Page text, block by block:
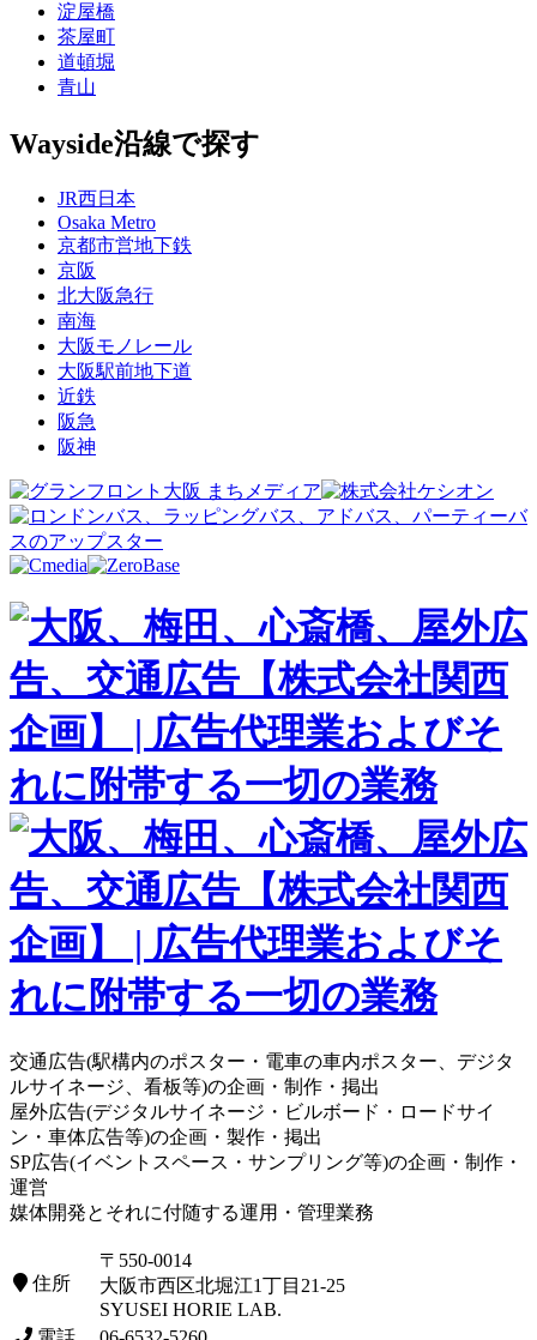
淀屋橋
茶屋町
道頓堀
青山
Wayside沿線で探す
JR西日本
Osaka Metro
京都市営地下鉄
京阪
北大阪急行
南海
大阪モノレール
大阪駅前地下道
近鉄
阪急
阪神
交通広告(駅構内のポスター・電車の車内ポスター、デジタ
ルサイネージ、看板等)の企画・制作・掲出
屋外広告(デジタルサイネージ・ビルボード・ロードサイ
ン・車体広告等)の企画・製作・掲出
SP広告(イベントスペース・サンプリング等)の企画・制作・
運営
媒体開発とそれに付随する運用・管理業務
住所
〒550-0014
大阪市西区北堀江1丁目21-25
SYUSEI HORIE LAB.